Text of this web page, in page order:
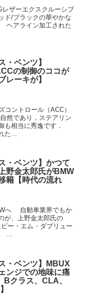
ザーエクスクルーシブ
ド/ブラックの華やかな
ヘアライン加工された
・ベンツ】
の制御のココが
レーキが】
ントロール（ACC）
然であり，ステアリン
も相当に秀逸です．
た...
・ベンツ】かつて
野金太郎氏がBMW
籍【時代の流れ
へ 自動車業界でもか
が、上野金太郎氏の
ー・エム・ダブリュー
...
・ベンツ】MBUX
ンジでの地味に痛
Bクラス、CLA、